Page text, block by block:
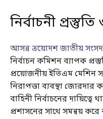
নির্বাচনী
আসন্ন ত্রয়োদশ জাতীয় সংসদ
নির্বাচন কমিশন ব্যাপক
প্রয়োজনীয় ইভিএম মেশিন
নিরাপত্তা ব্যবস্থা জোরদার
বাহিনী নির্বাচনের দায়িত্বে
প্রশাসনের সাথে সমন্বয়